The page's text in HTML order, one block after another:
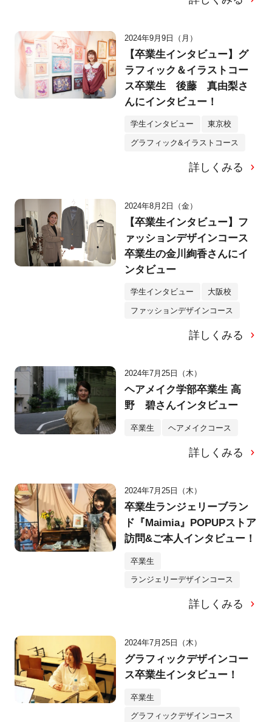
2024年9月9日（月）
【卒業生インタビュー】グ
ラフィック＆イラストコー
ス卒業生 後藤 真由梨さ
んにインタビュー！
学生インタビュー 東京校
グラフィック&イラストコース
詳しくみる
2024年8月2日（金）
【卒業生インタビュー】フ
ァッションデザインコース
卒業生の金川絢香さんにイ
ンタビュー
学生インタビュー 大阪校
ファッションデザインコース
詳しくみる
2024年7月25日（木）
ヘアメイク学部卒業生 高
野 碧さんインタビュー
卒業生 ヘアメイクコース
詳しくみる
2024年7月25日（木）
卒業生ランジェリーブラン
ド『Maimia』POPUPストア
訪問&ご本人インタビュー！
卒業生
ランジェリーデザインコース
詳しくみる
2024年7月25日（木）
グラフィックデザインコー
ス卒業生インタビュー！
卒業生
グラフィックデザインコース